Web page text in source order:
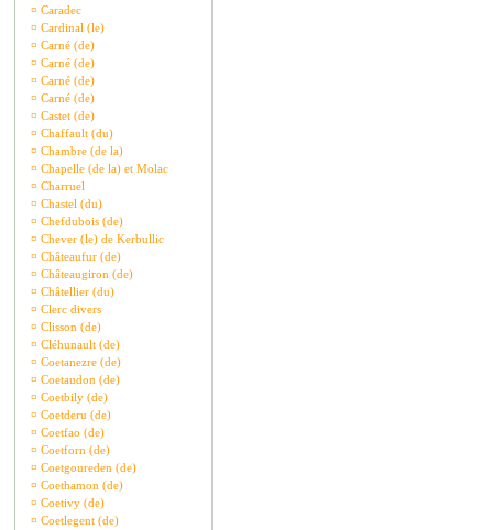
¤ Caradec
¤ Cardinal (le)
¤ Carné (de)
¤ Carné (de)
¤ Carné (de)
¤ Carné (de)
¤ Castet (de)
¤ Chaffault (du)
¤ Chambre (de la)
¤ Chapelle (de la) et Molac
¤ Charruel
¤ Chastel (du)
¤ Chefdubois (de)
¤ Chever (le) de Kerbullic
¤ Châteaufur (de)
¤ Châteaugiron (de)
¤ Châtellier (du)
¤ Clerc divers
¤ Clisson (de)
¤ Cléhunault (de)
¤ Coetanezre (de)
¤ Coetaudon (de)
¤ Coetbily (de)
¤ Coetderu (de)
¤ Coetfao (de)
¤ Coetforn (de)
¤ Coetgoureden (de)
¤ Coethamon (de)
¤ Coetivy (de)
¤ Coetlegent (de)